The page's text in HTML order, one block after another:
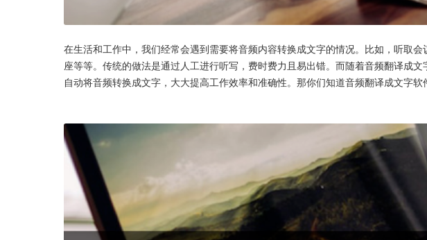
在生活和工作中，我们经常会遇到需要将音频内容转换成文字的情况。比如，听取
座等等。传统的做法是通过人工进行听写，费时费力且易出错。而随着音频翻译成
自动将音频转换成文字，大大提高工作效率和准确性。那你们知道音频翻译成文字软